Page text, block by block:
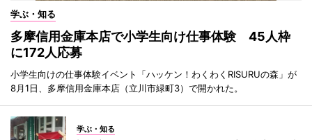
学ぶ・知る
多摩信用金庫本店で小学生向け仕事体験 45人枠
に172人応募
小学生向けの仕事体験イベント「ハッケン！わくわくRISURUの森」が
8月1日、多摩信用金庫本店（立川市緑町3）で開かれた。
学ぶ・知る